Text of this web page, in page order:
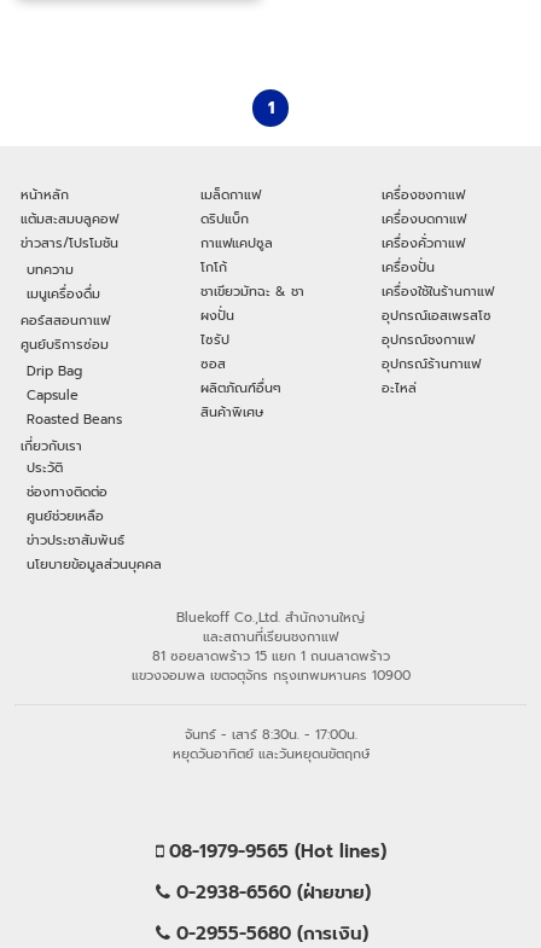
1
หน้าหลัก
แต้มสะสมบลูคอฟ
ข่าวสาร/โปรโมชัน
บทความ
เมนูเครื่องดื่ม
คอร์สสอนกาแฟ
ศูนย์บริการซ่อม
Drip Bag
Capsule
Roasted Beans
เกี่ยวกับเรา
ประวัติ
ช่องทางติดต่อ
ศูนย์ช่วยเหลือ
ข่าวประชาสัมพันธ์
นโยบายข้อมูลส่วนบุคคล
เมล็ดกาแฟ
ดริปแบ็ก
กาแฟแคปซูล
โกโก้
ชาเขียวมัทฉะ & ชา
ผงปั่น
ไซรัป
ซอส
ผลิตภัณฑ์อื่นๆ
สินค้าพิเศษ
เครื่องชงกาแฟ
เครื่องบดกาแฟ
เครื่องคั่วกาแฟ
เครื่องปั่น
เครื่องใช้ในร้านกาแฟ
อุปกรณ์เอสเพรสโซ
อุปกรณ์ชงกาแฟ
อุปกรณ์ร้านกาแฟ
อะไหล่
Bluekoff Co.,Ltd. สำนักงานใหญ่
และสถานที่เรียนชงกาแฟ
81 ซอยลาดพร้าว 15 แยก 1 ถนนลาดพร้าว
แขวงจอมพล เขตจตุจักร กรุงเทพมหานคร 10900
จันทร์ - เสาร์ 8:30น. - 17:00น.
หยุดวันอาทิตย์ และวันหยุดนขัตฤกษ์
08-1979-9565 (Hot lines)
0-2938-6560 (ฝ่ายขาย)
0-2955-5680 (การเงิน)